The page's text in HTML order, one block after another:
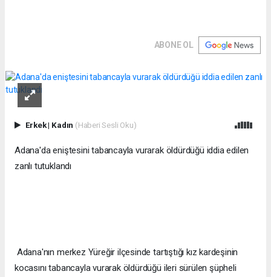
ABONE OL
Erkek| Kadın (Haberi Sesli Oku)
Adana'da eniştesini tabancayla vurarak öldürdüğü iddia edilen
zanlı tutuklandı
Adana'nın merkez Yüreğir ilçesinde tartıştığı kız kardeşinin
kocasını tabancayla vurarak öldürdüğü ileri sürülen şüpheli